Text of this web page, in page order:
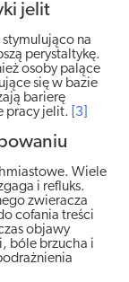
jelit
stymulująco na
perystaltykę.
osoby palące
się w bazie
barierę
pracy jelit.
[3]
Wiele
i refluks.
zwieracza
cofania treści
objawy
bóle brzucha i